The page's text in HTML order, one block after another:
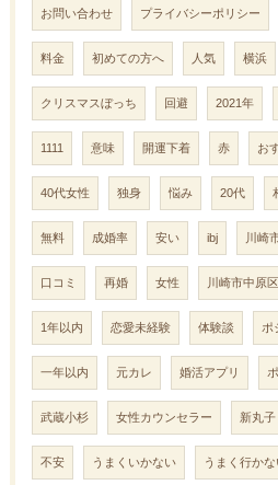
お問い合わせ プライバシーポリシー
料金 初めての方へ 人気 横浜
クリスマスぼっち 回避 2021年
1111 意味 開運下着 赤 お
40代女性 独身 悩み 20代
無料 成婚率 安い ibj 川崎
口コミ 再婚 女性 川崎市中原区
1年以内 恋愛未経験 体験談 ポ
一年以内 元カレ 婚活アプリ
武蔵小杉 女性カウンセラー 新丸子
不安 うまくいかない うまく行かな